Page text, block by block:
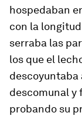
hospedaban
con la
serraba las
los que el
descoyuntaba
descomunal y
probando su